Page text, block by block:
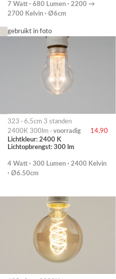
7 Watt · 680 Lumen · 2200 →
2700 Kelvin · Ø6cm
gebruikt in foto
323 · 6,5cm 3 standen
2400K 300lm · voorradig
14,90
Lichtkleur: 2400 K
Lichtopbrengst: 300 lm
4 Watt · 300 Lumen · 2400 Kelvin
· Ø6.50cm